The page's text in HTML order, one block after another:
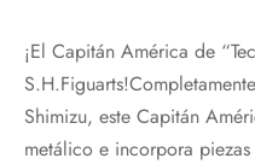
¡El Capitán América de
Shimizu, este Capitán
metálico e incorpora